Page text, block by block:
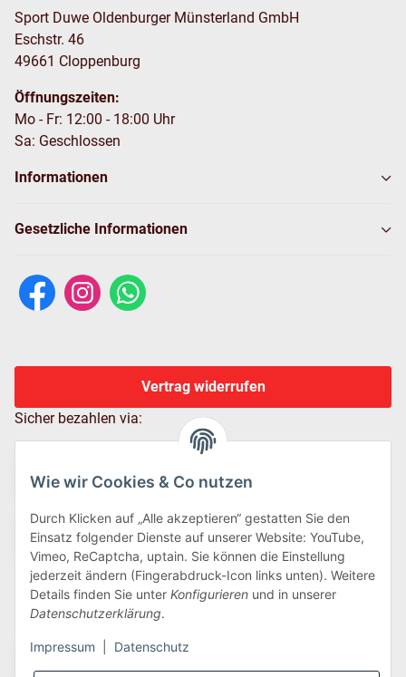
Wie wir Cookies & Co nutzen
Durch Klicken auf „Alle akzeptieren“ gestatten Sie den
Einsatz folgender Dienste auf unserer Website: YouTube,
Vimeo, ReCaptcha, uptain. Sie können die Einstellung
jederzeit ändern (Fingerabdruck-Icon links unten). Weitere
Details finden Sie unter Konfigurieren und in unserer
Datenschutzerklärung.
Impressum Datenschutz
Sport Duwe Oldenburger Münsterland GmbH
Eschstr. 46
49661 Cloppenburg
Öffnungszeiten:
Mo - Fr: 12:00 - 18:00 Uhr
Sa: Geschlossen
Informationen
Gesetzliche Informationen
Vertrag widerrufen
Sicher bezahlen via:
Wir versenden via: